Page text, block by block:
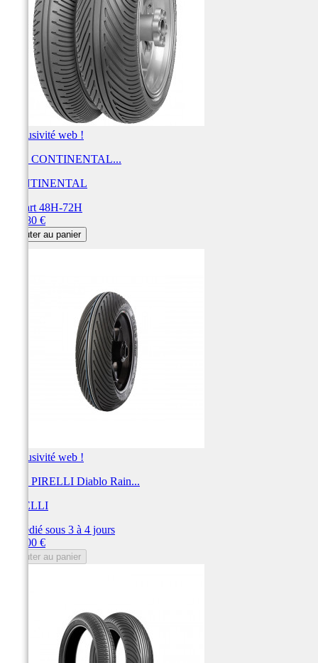
Exclusivité web !
Pneu CONTINENTAL...
CONTINENTAL
Départ 48H-72H
286,80 €
Ajouter au panier
Exclusivité web !
Pneu PIRELLI Diablo Rain...
PIRELLI
Expédié sous 3 à 4 jours
282,00 €
Ajouter au panier